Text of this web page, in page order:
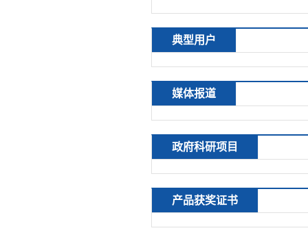
典型用户
媒体报道
政府科研项目
产品获奖证书